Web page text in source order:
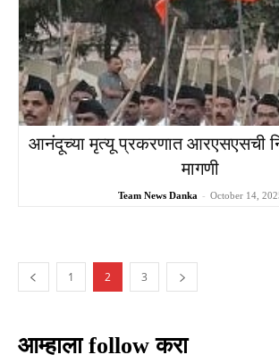
आनंदूच्या मृत्यू प्रकरणात आरएसएसची
मागणी
Team News Danka - October 14,
1 2 3
आम्हाला follow करा